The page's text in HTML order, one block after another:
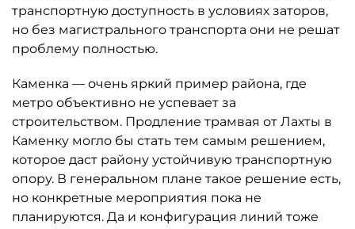
транспортную доступность в условиях заторов,
но без магистрального транспорта они не решат
проблему полностью.
Каменка — очень яркий пример района, где
метро объективно не успевает за
строительством. Продление трамвая от Лахты в
Каменку могло бы стать тем самым решением,
которое даст району устойчивую транспортную
опору. В генеральном плане такое решение есть,
но конкретные мероприятия пока не
планируются. Да и конфигурация линий тоже